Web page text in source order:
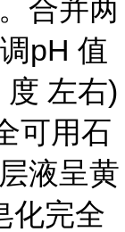
合并两
pH 值
左右)
可用石
液呈黄
化完全